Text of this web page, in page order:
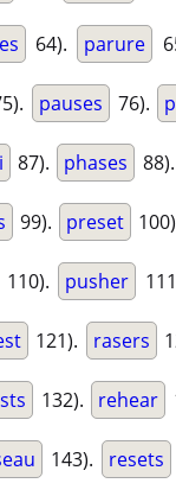
64). parure
pauses 76).
87). phases 88).
99). preset
110). pusher
121). rasers
132). rehear
143). resets